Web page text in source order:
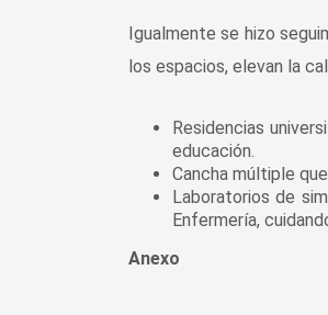
Igualmente se hizo
los espacios, elevan la
Residencias
educación.
Cancha múltiple
Laboratorios de
Enfermería,
Anexo